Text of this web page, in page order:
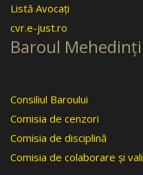
Listă Avocaţi
cvr.e-just.ro
Baroul Mehedinţi
Consiliul Baroului
Comisia de cenzori
Comisia de disciplină
Comisia de colaborare şi